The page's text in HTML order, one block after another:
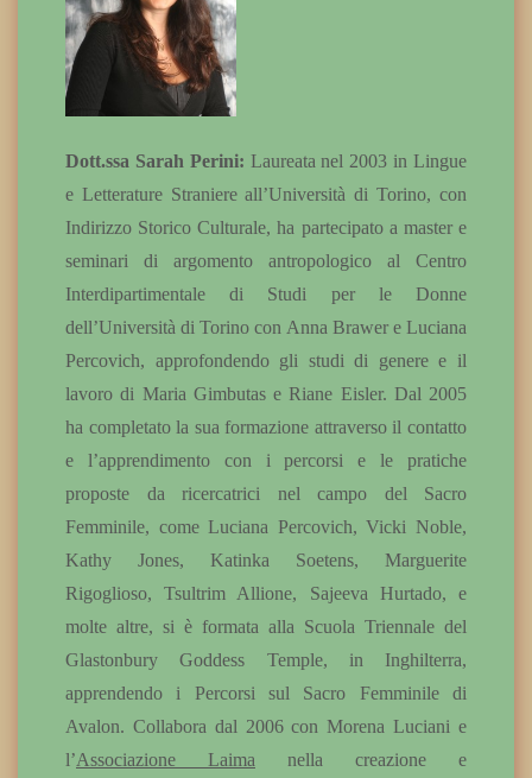
Dott.ssa Sarah Perini: Laureata nel 2003 in Lingue
e Letterature Straniere all’Università di Torino, con
Indirizzo Storico Culturale, ha partecipato a master e
seminari di argomento antropologico al Centro
Interdipartimentale di Studi per le Donne
dell’Università di Torino con Anna Brawer e Luciana
Percovich, approfondendo gli studi di genere e il
lavoro di Maria Gimbutas e Riane Eisler. Dal 2005
ha completato la sua formazione attraverso il contatto
e l’apprendimento con i percorsi e le pratiche
proposte da ricercatrici nel campo del Sacro
Femminile, come Luciana Percovich, Vicki Noble,
Kathy Jones, Katinka Soetens, Marguerite
Rigoglioso, Tsultrim Allione, Sajeeva Hurtado, e
molte altre, si è formata alla Scuola Triennale del
Glastonbury Goddess Temple, in Inghilterra,
apprendendo i Percorsi sul Sacro Femminile di
Avalon. Collabora dal 2006 con Morena Luciani e
l’Associazione Laima nella creazione e